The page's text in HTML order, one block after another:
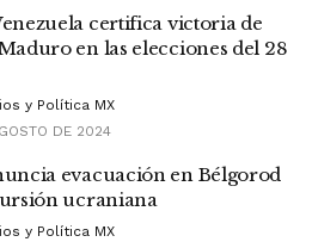
certifica victoria de
en las elecciones del 28
y Política MX
DE 2024
evacuación en Bélgorod
ucraniana
y Política MX